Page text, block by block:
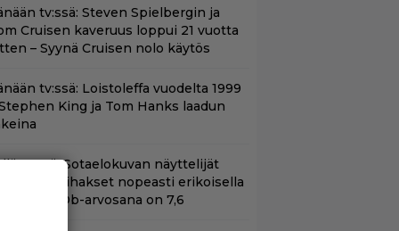
tv:ssä: Steven Spielbergin ja
Cruisen kaveruus loppui 21 vuotta
– Syynä Cruisen nolo käytös
tv:ssä: Loistoleffa vuodelta 1999
King ja Tom Hanks laadun
tv:ssä: Sotaelokuvan näyttelijät
lihakset nopeasti erikoisella
– IMDb-arvosana on 7,6